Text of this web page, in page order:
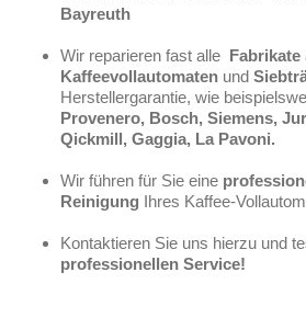
Bayreuth
Wir reparieren fast alle Fabrikate
Kaffeevollautomaten und
Herstellergarantie, wie
Provenero, Bosch, Siemens,
Qickmill, Gaggia, La Pavoni.
Wir führen für Sie eine
Reinigung Ihres Kaffee-
Kontaktieren Sie uns hierzu und
professionellen Service!